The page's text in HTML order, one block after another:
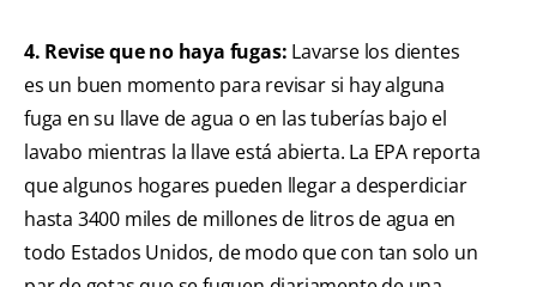
4. Revise que no haya fugas: Lavarse los dientes
es un buen momento para revisar si hay alguna
fuga en su llave de agua o en las tuberías bajo el
lavabo mientras la llave está abierta. La EPA reporta
que algunos hogares pueden llegar a desperdiciar
hasta 3400 miles de millones de litros de agua en
todo Estados Unidos, de modo que con tan solo un